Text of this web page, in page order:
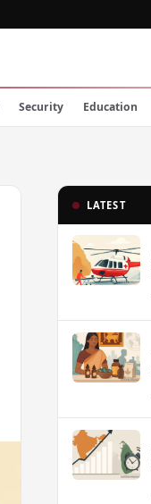
Security Education
LATEST